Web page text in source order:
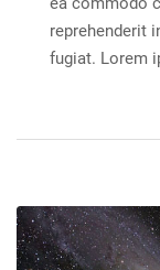
reprehenderit
fugiat. Lorem